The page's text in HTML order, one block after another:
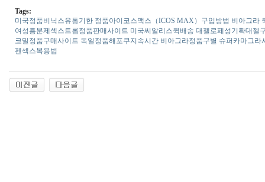
Tags:
미국정품비닉스유통기한 정품아이코스맥스（ICOS MAX）구입방법 비아그라
여성흥분제섹스트롭정품판매사이트 미국씨­알리스퀵배송 대젤로페성기확대젤
코밀정품구매사이트 독일정품해포쿠지속시간 비­아그라정품구별 슈퍼카마그라
펜섹스복용법